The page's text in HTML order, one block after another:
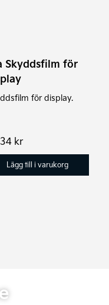
Skyddsfilm för
för display.
kr
Lägg till i varukorg